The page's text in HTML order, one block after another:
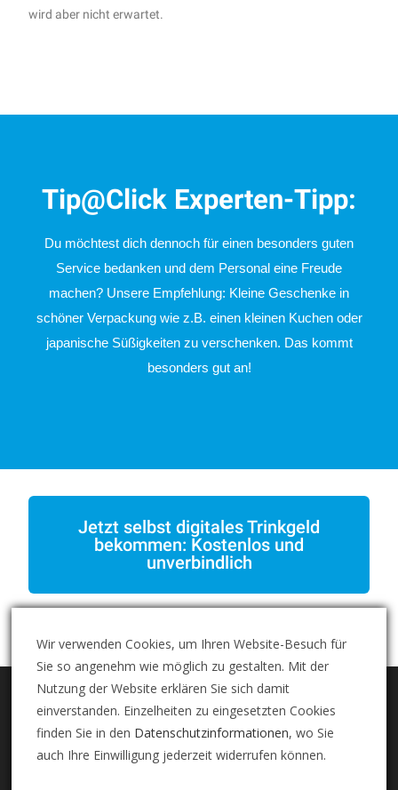
wird aber nicht erwartet.
Tip@Click Experten-Tipp:
Du möchtest dich dennoch für einen besonders guten
Service bedanken und dem Personal eine Freude
machen? Unsere Empfehlung: Kleine Geschenke in
schöner Verpackung wie z.B. einen kleinen Kuchen oder
japanische Süßigkeiten zu verschenken. Das kommt
besonders gut an!
Jetzt selbst digitales Trinkgeld
bekommen: Kostenlos und
unverbindlich
Wir verwenden Cookies, um Ihren Website-Besuch für
Sie so angenehm wie möglich zu gestalten. Mit der
Nutzung der Website erklären Sie sich damit
einverstanden. Einzelheiten zu eingesetzten Cookies
finden Sie in den Datenschutzinformationen, wo Sie
auch Ihre Einwilligung jederzeit widerrufen können.